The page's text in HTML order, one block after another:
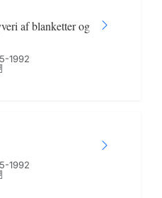
af blanketter og
1992
1992